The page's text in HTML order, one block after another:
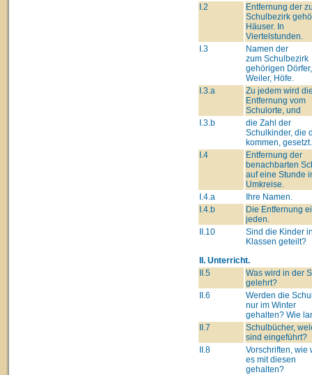
I.2
Entfernung der
Schulbezirk
Häuser. In
Viertelstunden.
I.3
Namen der
zum Schulbezirk
gehörigen Dörfer,
Weiler, Höfe.
I.3.a
Zu jedem wird
Entfernung vom
Schulorte, und
I.3.b
die Zahl der
Schulkinder, die
kommen, gesetzt.
I.4
Entfernung der
benachbarten
auf eine Stunde
Umkreise.
I.4.a
Ihre Namen.
I.4.b
Die Entfernung
jeden.
II.10
Sind die Kinder
Klassen geteilt?
II. Unterricht.
II.5
Was wird in der
gelehrt?
II.6
Werden die
nur im Winter
gehalten? Wie
II.7
Schulbücher,
sind eingeführt?
II.8
Vorschriften, wie
es mit diesen
gehalten?